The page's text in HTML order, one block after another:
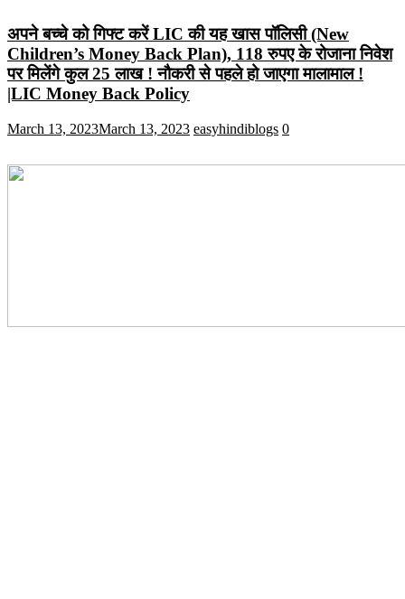
अपने बच्चे को गिफ्ट करें LIC की यह खास पॉलिसी (New
Children’s Money Back Plan), 118 रुपए के रोजाना निवेश
पर मिलेंगे कुल 25 लाख ! नौकरी से पहले हो जाएगा मालामाल !
|LIC Money Back Policy
March 13, 2023March 13, 2023 easyhindiblogs 0